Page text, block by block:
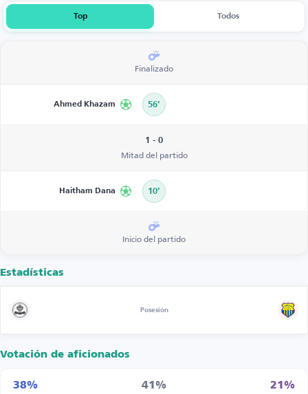
Top Todos
Finalizado
Ahmed Khazam 56’
1 - 0
Mitad del partido
Haitham Dana 10’
Inicio del partido
Estadísticas
Posesión
Votación de aficionados
38% 41% 21%